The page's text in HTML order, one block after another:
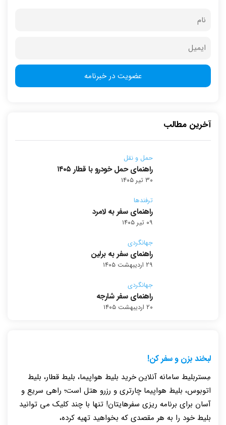
آخرین مطالب
حمل و نقل
راهنمای حمل خودرو با قطار ۱۴۰۵
۳۰ تیر ۱۴۰۵
ترفندها
راهنمای سفر به لامرد
۰۹ تیر ۱۴۰۵
جهانگردی
راهنمای سفر به برلین
۲۹ اردیبهشت ۱۴۰۵
جهانگردی
راهنمای سفر شارجه
۲۰ اردیبهشت ۱۴۰۵
لبخند بزن و سفر کن!
مِستربلیط سامانه آنلاین خرید بلیط هواپیما، بلیط قطار، بلیط
اتوبوس، بلیط هواپیما چارتری و رزرو هتل است؛ راهی سریع و
آسان برای برنامه ریزی سفرهایتان! تنها با چند کلیک می توانید
بلیط خود را به هر مقصدی که بخواهید تهیه کرده،